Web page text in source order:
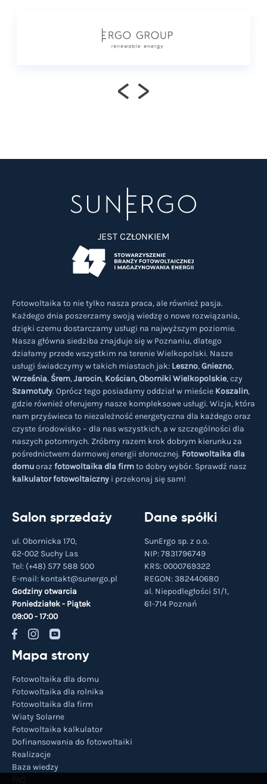
< >
JEST CZŁONKIEM
Fotowoltaika to nie tylko nasza praca, ale również pasja.
Każdego dnia poszerzamy swoją wiedzę o nowe rozwiązania,
dzięki czemu dostarczamy usługi na najwyższym poziomie.
Nasza główna siedziba znajduje się w Poznaniu, dlatego
działamy przede wszystkim na terenie Wielkopolski. Nasze
usługi świadczymy w takich miastach jak: Leszno,Gniezno,
Września, Śrem,Jarocin, Kościan,Oborniki Wielkopolskie, czy
Szamotuły. Oprócz tego posiadamy oddział w mieście Koszalin,
gdzie również oferujemy nasze kompleksowe usługi. Wizja, która
nam przyświeca to niezależność energetyczna dla każdego oraz
czyste środowisko – dla nas wszystkich, a w szczególności dla
naszych potomnych. Zróbmy razem krok dobrym kierunku za
pośrednictwem darmowej energii słonecznej. Fotowoltaika dla
domuoraz fotowoltaika dla firmto dobry wybór. Sprawdź nasz
kalkulator fotowoltaiczny i przekonaj się sam!
Salon sprzedaży
ul. Obornicka 170,
62-002 Suchy Las
Tel: (+48) 577 588 500
E-mail: kontakt@sunergo.pl
Godziny otwarcia
Poniedziałek - Piątek
09:00 - 17:00
Dane spółki
SunErgo sp. z o.o.
NIP: 7831796749
KRS: 0000769322
REGON: 382440680
al. Niepodległości 51/1,
61-714 Poznań
Mapa strony
Fotowoltaika dla domu
Fotowoltaika dla rolnika
Fotowoltaika dla firm
Wiaty Solarne
Fotowoltaika kalkulator
Dofinansowania do fotowoltaiki
Realizacje
Baza wiedzy